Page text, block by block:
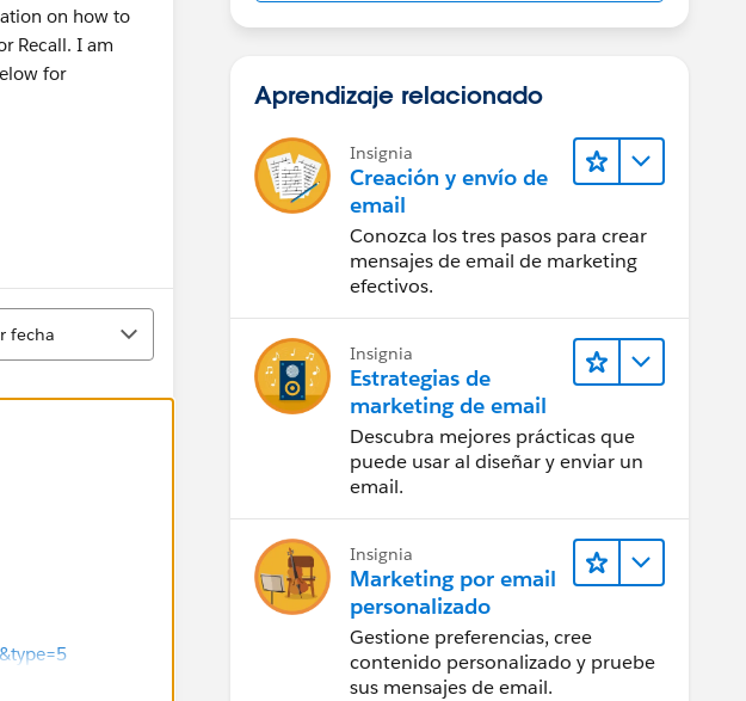
on how to
Recall. I am
for
fecha
Aprendizaje relacionado
Insignia
Creación y envío de
email
Conozca los tres pasos para crear
mensajes de email de marketing
efectivos.
Insignia
Estrategias de
marketing de email
Descubra mejores prácticas que
puede usar al diseñar y enviar un
email.
Insignia
Marketing por email
personalizado
Gestione preferencias, cree
contenido personalizado y pruebe
sus mensajes de email.